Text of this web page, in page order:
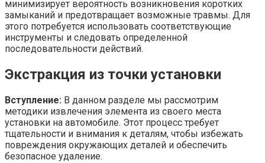
минимизирует вероятность возникновения коротких
замыканий и предотвращает возможные травмы. Для
этого потребуется использовать соответствующие
инструменты и следовать определенной
последовательности действий.
Экстракция из точки установки
Вступление: В данном разделе мы рассмотрим
методики извлечения элемента из своего места
установки на автомобиле. Этот процесс требует
тщательности и внимания к деталям, чтобы избежать
повреждения окружающих деталей и обеспечить
безопасное удаление.